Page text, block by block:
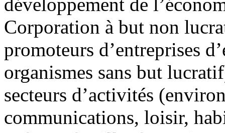
développement de
Corporation à but non
promoteurs d’entreprises
organismes sans but
secteurs d’activités
communications, loisir,